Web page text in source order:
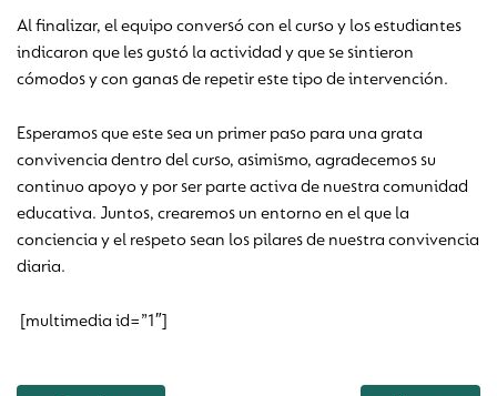
Al finalizar, el equipo conversó con el curso y los estudiantes
indicaron que les gustó la actividad y que se sintieron
cómodos y con ganas de repetir este tipo de intervención.
Esperamos que este sea un primer paso para una grata
convivencia dentro del curso, asimismo, agradecemos su
continuo apoyo y por ser parte activa de nuestra comunidad
educativa. Juntos, crearemos un entorno en el que la
conciencia y el respeto sean los pilares de nuestra convivencia
diaria.
[multimedia id=”1″]